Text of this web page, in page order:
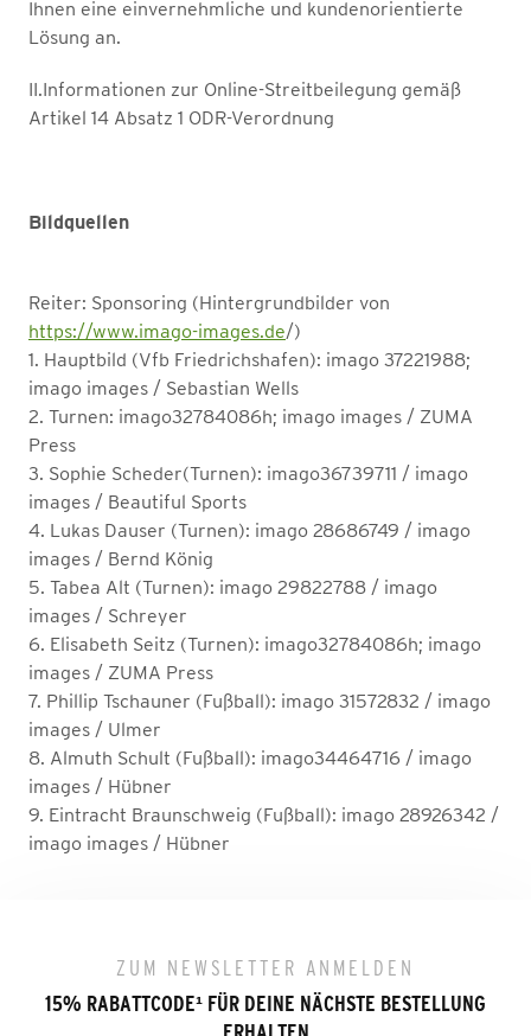
Ihnen eine einvernehmliche und kundenorientierte
Lösung an.
II.Informationen zur Online-Streitbeilegung gemäß
Artikel 14 Absatz 1 ODR-Verordnung
Bildquellen
Reiter: Sponsoring (Hintergrundbilder von
https://www.imago-images.de/)
1. Hauptbild (Vfb Friedrichshafen): imago 37221988;
imago images / Sebastian Wells
2. Turnen: imago32784086h; imago images / ZUMA
Press
3. Sophie Scheder(Turnen): imago36739711 / imago
images / Beautiful Sports
4. Lukas Dauser (Turnen): imago 28686749 / imago
images / Bernd König
5. Tabea Alt (Turnen): imago 29822788 / imago
images / Schreyer
6. Elisabeth Seitz (Turnen): imago32784086h; imago
images / ZUMA Press
7. Phillip Tschauner (Fußball): imago 31572832 / imago
images / Ulmer
8. Almuth Schult (Fußball): imago34464716 / imago
images / Hübner
9. Eintracht Braunschweig (Fußball): imago 28926342 /
imago images / Hübner
ZUM NEWSLETTER ANMELDEN
15% RABATTCODE¹ FÜR DEINE NÄCHSTE BESTELLUNG